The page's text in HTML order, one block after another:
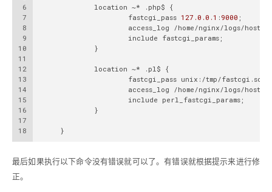
6
7
8
9
10
11
12
13
14
15
16
17
18
             location ~* .php$ {
                     fastcgi_pass
127.0 .0 .1 : 9000 ;
access_log /home/nginx/logs/
                     include fastcgi_params;
             }
             location ~* .pl$ {
fastcgi_pass unix:/tmp/
access_log /home/nginx/logs/
                     include perl_fastcgi_params;
             }
     }
最后如果执行以下命令没有错误就可以了。有错误就根据提示来进行修
正。